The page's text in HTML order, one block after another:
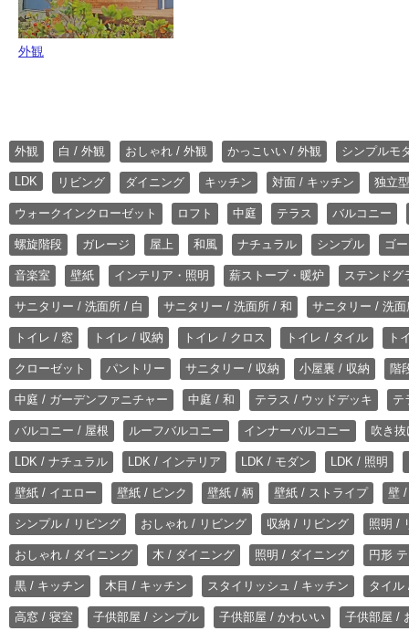
外観
外観 白 / 外観 おしゃれ / 外観 かっこいい / 外観 シンプルモ
LDK リビング ダイニング キッチン 対面 / キッチン 独立
ウォークインクローゼット ロフト 中庭 テラス バルコニー
螺旋階段 ガレージ 屋上 和風 ナチュラル シンプル ゴ
音楽室 壁紙 インテリア・照明 薪ストーブ・暖炉 ステンドグ
サニタリー / 洗面所 / 白 サニタリー / 洗面所 / 和 サニタリー / 洗
トイレ / 窓 トイレ / 収納 トイレ / クロス トイレ / タイル ト
クローゼット パントリー サニタリー / 収納 小屋裏 / 収納 階
中庭 / ガーデンファニチャー 中庭 / 和 テラス / ウッドデッキ テ
バルコニー / 屋根 ルーフバルコニー インナーバルコニー 吹き
LDK / ナチュラル LDK / インテリア LDK / モダン LDK / 照明
壁紙 / イエロー 壁紙 / ピンク 壁紙 / 柄 壁紙 / ストライプ 壁
シンプル / リビング おしゃれ / リビング 収納 / リビング 照明 /
おしゃれ / ダイニング 木 / ダイニング 照明 / ダイニング 円形
黒 / キッチン 木目 / キッチン スタイリッシュ / キッチン タイル
高窓 / 寝室 子供部屋 / シンプル 子供部屋 / かわいい 子供部屋 /